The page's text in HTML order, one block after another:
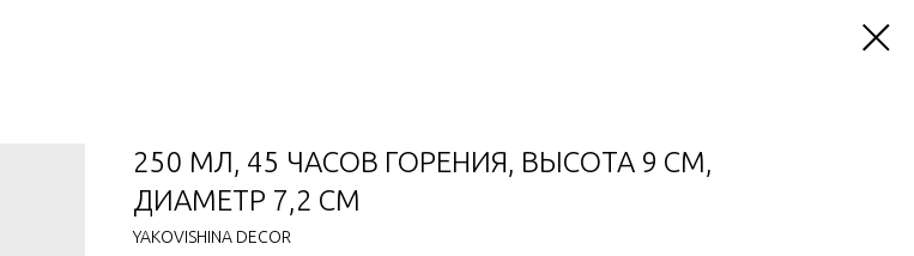
250 МЛ, 45 ЧАСОВ ГОРЕНИЯ, ВЫСОТА 9 СМ,
ДИАМЕТР 7,2 СМ
YAKOVISHINA DECOR